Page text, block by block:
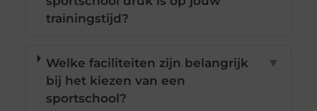
trainingstijd?
Welke faciliteiten zijn belangrijk
bij het kiezen van een
sportschool?
▼